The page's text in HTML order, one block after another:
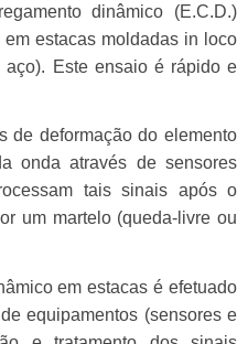
dinâmico (E.C.D.)
estacas moldadas in loco
aço). Este ensaio é rápido e
de deformação do elemento
onda através de sensores
tais sinais após o
um martelo (queda-livre ou
em estacas é efetuado
equipamentos (sensores e